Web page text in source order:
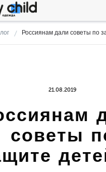
Россиянам дали советы по защите
21.08.2019
советы